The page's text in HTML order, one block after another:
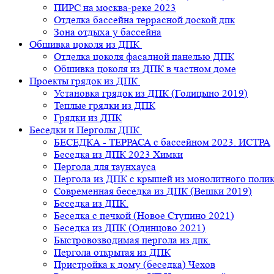
ПИРС на москва-реке 2023
Отделка бассейна террасной доской дпк
Зона отдыха у бассейна
Обшивка цоколя из ДПК
Отделка цоколя фасадной панелью ДПК
Обшивка цоколя из ДПК в частном доме
Проекты грядок из ДПК
Установка грядок из ДПК (Голицыно 2019)
Теплые грядки из ДПК
Грядки из ДПК
Беседки и Перголы ДПК
БЕСЕДКА - ТЕРРАСА с бассейном 2023. ИСТРА
Беседка из ДПК 2023 Химки
Пергола для таунхауса
Пергола из ДПК с крышей из монолитного
Современная беседка из ДПК (Вешки 2019)
Беседка из ДПК.
Беседка с печкой (Новое Ступино 2021)
Беседка из ДПК (Одинцово 2021)
Быстровозводимая пергола из дпк.
Пергола открытая из ДПК
Пристройка к дому (беседка) Чехов